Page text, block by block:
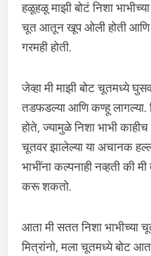
हळूहळू माझी बोटं निशा
चूत आतून खूप ओली होती आणि
गरमही होती.
जेव्हा मी माझी बोट चूतमध्ये
तडफडल्या आणि कण्हू
होते, ज्यामुळे निशा भाभी
चूतवर झालेल्या या अचानक
भाभींना कल्पनाही नव्हती की
करू शकतो.
आता मी सतत निशा भाभीच्या
मित्रांनो, मला चूतमध्ये बोट